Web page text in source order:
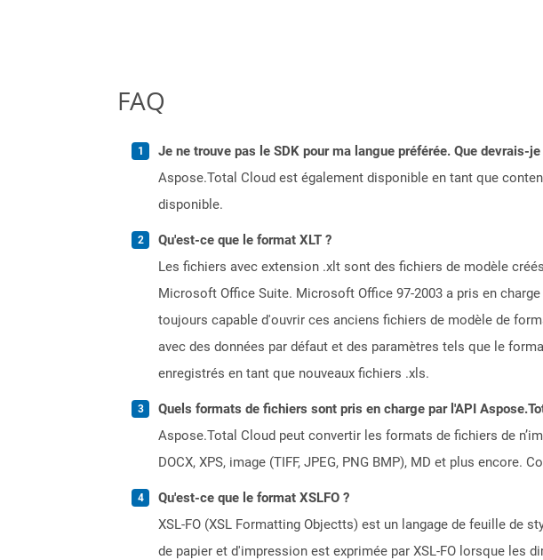
FAQ
Je ne trouve pas le SDK pour ma langue préférée. Que devrais-
Aspose.Total Cloud est également disponible en tant que
disponible.
Qu'est-ce que le format XLT ?
Les fichiers avec extension .xlt sont des fichiers de modèle
Microsoft Office Suite. Microsoft Office 97-2003 a pris en
toujours capable d'ouvrir ces anciens fichiers de modèle de
avec des données par défaut et des paramètres tels que le
enregistrés en tant que nouveaux fichiers .xls.
Quels formats de fichiers sont pris en charge par l'API
Aspose.Total Cloud peut convertir les formats de fichiers de
DOCX, XPS, image (TIFF, JPEG, PNG BMP), MD et plus encore.
Qu'est-ce que le format XSLFO ?
XSL-FO (XSL Formatting Objectts) est un langage de feuille de
de papier et d'impression est exprimée par XSL-FO lorsque les